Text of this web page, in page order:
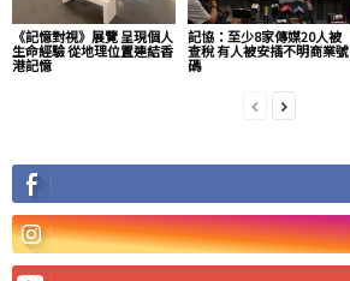
《記憶對視》展覽 呈現個人
生命經驗 從地理位置連結香
港記憶
記協：至少8家傳媒20人被
查稅 有人被安插不明商業號
碼